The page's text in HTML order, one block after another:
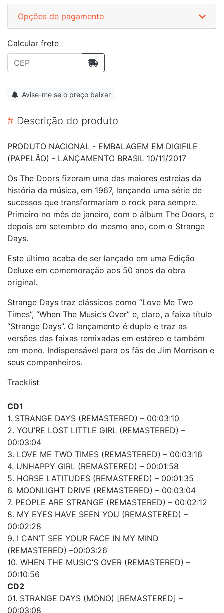
Opções de pagamento
Calcular frete
Avise-me se o preço baixar
# Descrição do produto
PRODUTO NACIONAL - EMBALAGEM EM DIGIFILE
(PAPELÃO) - LANÇAMENTO BRASIL 10/11/2017
Os The Doors fizeram uma das maiores estreias da
história da música, em 1967, lançando uma série de
sucessos que transformariam o rock para sempre.
Primeiro no mês de janeiro, com o álbum The Doors, e
depois em setembro do mesmo ano, com o Strange
Days.
Este último acaba de ser lançado em uma Edição
Deluxe em comemoração aos 50 anos da obra
original.
Strange Days traz clássicos como “Love Me Two
Times”, “When The Music’s Over” e, claro, a faixa título
“Strange Days”. O lançamento é duplo e traz as
versões das faixas remixadas em estéreo e também
em mono. Indispensável para os fãs de Jim Morrison e
seus companheiros.
Tracklist
CD1
1. STRANGE DAYS (REMASTERED) – 00:03:10
2. YOU’RE LOST LITTLE GIRL (REMASTERED) –
00:03:04
3. LOVE ME TWO TIMES (REMASTERED) – 00:03:16
4. UNHAPPY GIRL (REMASTERED) – 00:01:58
5. HORSE LATITUDES (REMASTERED) – 00:01:35
6. MOONLIGHT DRIVE (REMASTERED) – 00:03:04
7. PEOPLE ARE STRANGE (REMASTERED) – 00:02:12
8. MY EYES HAVE SEEN YOU (REMASTERED) –
00:02:28
9. I CAN’T SEE YOUR FACE IN MY MIND
(REMASTERED) –00:03:26
10. WHEN THE MUSIC’S OVER (REMASTERED) –
00:10:56
CD2
01. STRANGE DAYS (MONO) [REMASTERED] –
00:03:08